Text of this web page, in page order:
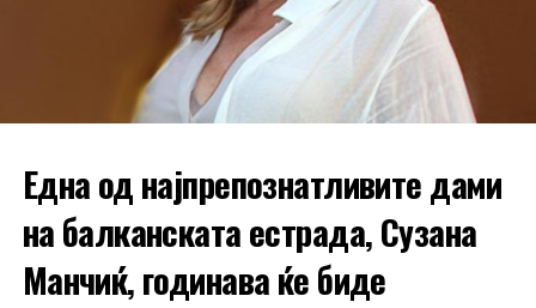
Една од најпрепознатливите дами
на балканската естрада, Сузана
Манчиќ, годинава ќе биде